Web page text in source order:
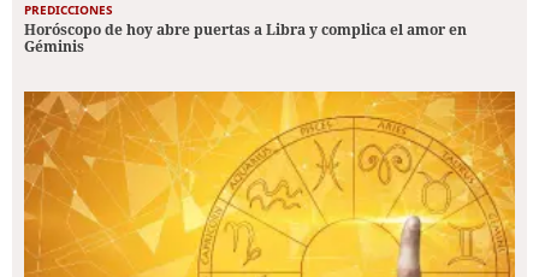
PREDICCIONES
Horóscopo de hoy abre puertas a Libra y complica el amor en
Géminis